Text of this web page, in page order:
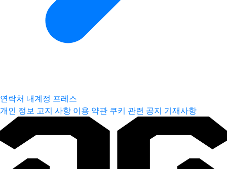
연락처 내계정 프레스
개인 정보 고지 사항 이용 약관 쿠키 관련 공지 기재사항